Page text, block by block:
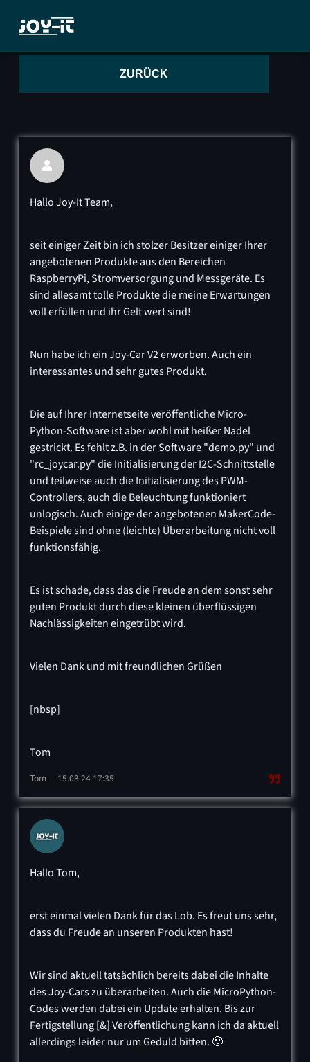
ZURÜCK

Hallo Joy-It Team,
seit einiger Zeit bin ich stolzer Besitzer einiger Ihrer
angebotenen Produkte aus den Bereichen
RaspberryPi, Stromversorgung und Messgeräte. Es
sind allesamt tolle Produkte die meine Erwartungen
voll erfüllen und ihr Gelt wert sind!
Nun habe ich ein Joy-Car V2 erworben. Auch ein
interessantes und sehr gutes Produkt.
Die auf Ihrer Internetseite veröffentliche Micro-
Python-Software ist aber wohl mit heißer Nadel
gestrickt. Es fehlt z.B. in der Software "demo.py" und
"rc_joycar.py" die Initialisierung der I2C-Schnittstelle
und teilweise auch die Initialisierung des PWM-
Controllers, auch die Beleuchtung funktioniert
unlogisch. Auch einige der angebotenen MakerCode-
Beispiele sind ohne (leichte) Überarbeitung nicht voll
funktionsfähig.
Es ist schade, dass das die Freude an dem sonst sehr
guten Produkt durch diese kleinen überflüssigen
Nachlässigkeiten eingetrübt wird.
Vielen Dank und mit freundlichen Grüßen
[nbsp]
Tom
Tom 15.03.24 17:35
Hallo Tom,
erst einmal vielen Dank für das Lob. Es freut uns sehr,
dass du Freude an unseren Produkten hast!
Wir sind aktuell tatsächlich bereits dabei die Inhalte
des Joy-Cars zu überarbeiten. Auch die MicroPython-
Codes werden dabei ein Update erhalten. Bis zur
Fertigstellung [&] Veröffentlichung kann ich da aktuell
allerdings leider nur um Geduld bitten. 🙂